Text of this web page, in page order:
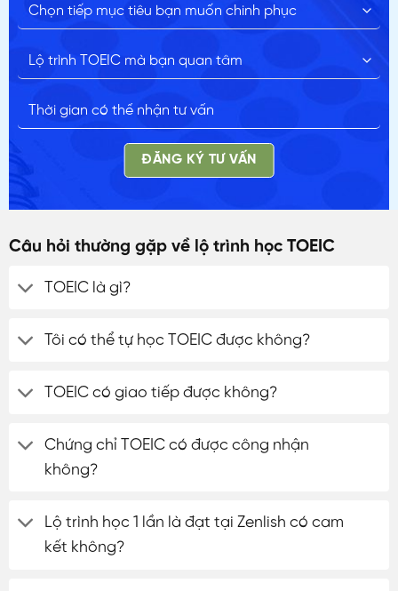
ĐĂNG KÝ TƯ VẤN
Câu hỏi thường gặp về lộ trình học TOEIC
TOEIC là gì?
Tôi có thể tự học TOEIC được không?
TOEIC có giao tiếp được không?
Chứng chỉ TOEIC có được công nhận
không?
Lộ trình học 1 lần là đạt tại Zenlish có cam
kết không?